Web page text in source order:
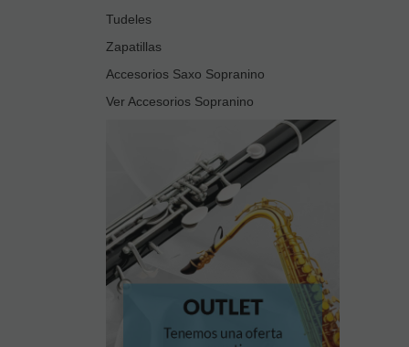
Tudeles
Zapatillas
Accesorios Saxo Sopranino
Ver Accesorios Sopranino